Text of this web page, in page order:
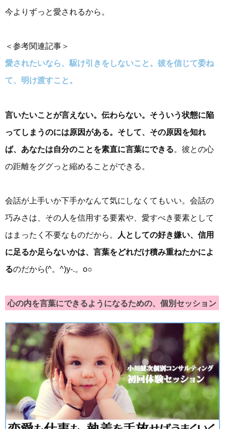
今よりずっと愛されるから。
＜参考関連記事＞
愛されたいなら、駆け引きをしないこと。彼を信じて委ね
て、明け渡すこと。
言いたいことが言えない。伝わらない。そういう状態に陥
ってしまうのには原因がある。そして、その原因を知れ
ば、あなたは自分のことを素直に言葉にできる。彼との心
の距離をググっと縮めることができる。
会話が上手いか下手かなんて気にしなくてもいい。会話の
巧みさは、その人を信用する要素や、愛すべき要素として
はまったく不要なものだから。
人としての好き嫌い、信用
に足るか足らないかは、言葉をどれだけ積み重ねたかによ
るのだから(^。^)y-.。o○
心の内を言葉にできるようになるための、個別セッション